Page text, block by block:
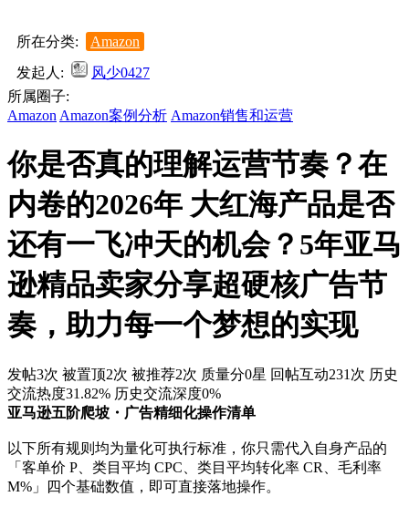
所在分类:
Amazon
发起人:
风少0427
所属圈子:
Amazon Amazon案例分析 Amazon销售和运营
你是否真的理解运营节奏？在
内卷的2026年 大红海产品是否
还有一飞冲天的机会？5年亚马
逊精品卖家分享超硬核广告节
奏，助力每一个梦想的实现
发帖3次 被置顶2次 被推荐2次 质量分0星 回帖互动231次 历史
交流热度31.82% 历史交流深度0%
亚马逊五阶爬坡・广告精细化操作清单
以下所有规则均为量化可执行标准，你只需代入自身产品的
「客单价 P、类目平均 CPC、类目平均转化率 CR、毛利率
M%」四个基础数值，即可直接落地操作。